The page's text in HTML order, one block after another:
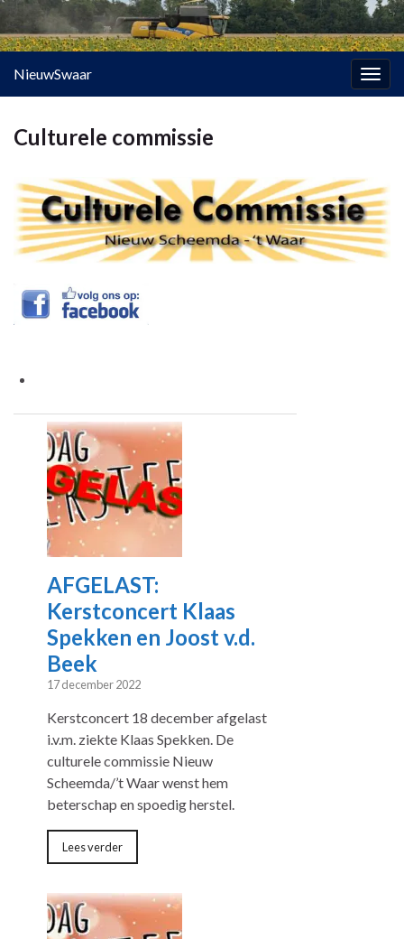
NieuwSwaar
Culturele commissie
AFGELAST:
Kerstconcert Klaas
Spekken en Joost v.d.
Beek
17 december 2022
Kerstconcert 18 december afgelast
i.v.m. ziekte Klaas Spekken. De
culturele commissie Nieuw
Scheemda/’t Waar wenst hem
beterschap en spoedig herstel.
Lees verder